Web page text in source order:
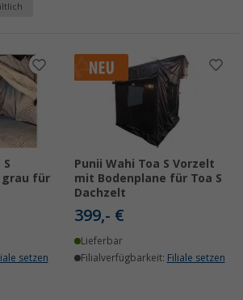
grau für
setzen
Punii Wahi Toa S Vorzelt
mit Bodenplane für Toa S
Dachzelt
399,- €
Lieferbar
Filialverfügbarkeit: Filiale setzen